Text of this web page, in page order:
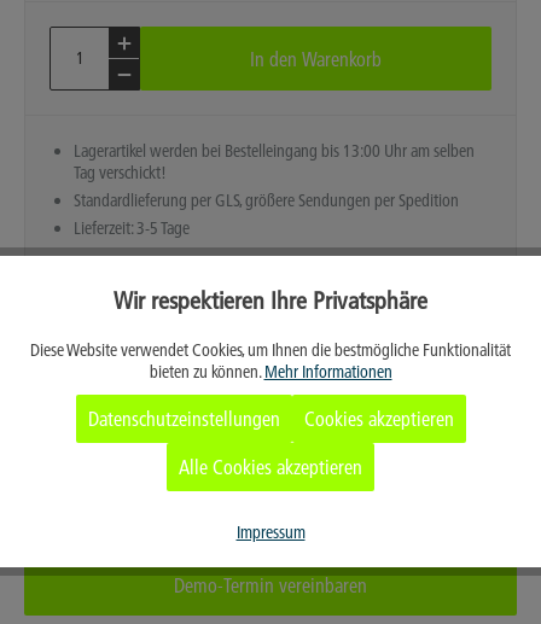
In den Warenkorb
Lagerartikel werden bei Bestelleingang bis 13:00 Uhr am selben
Tag verschickt!
Standardlieferung per GLS, größere Sendungen per Spedition
Lieferzeit: 3-5 Tage
Demo-Termin vereinbaren
Aktiv
Aktiv
Wir respektieren Ihre Privatsphäre
Diese Website verwendet Cookies, um Ihnen die bestmögliche Funktionalität
bieten zu können.Mehr Informationen
Datenschutzeinstellungen
Cookies akzeptieren
Alle Cookies akzeptieren
Impressum